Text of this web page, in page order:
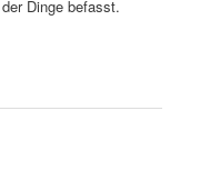
Dinge befasst.